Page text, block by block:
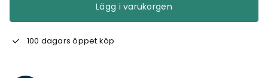
Lägg i varukorgen
100 dagars öppet köp